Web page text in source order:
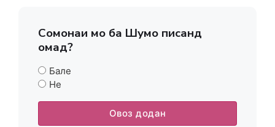
Сомонаи мо ба Шумо писанд
омад?
Бале
Не
Овоз додан